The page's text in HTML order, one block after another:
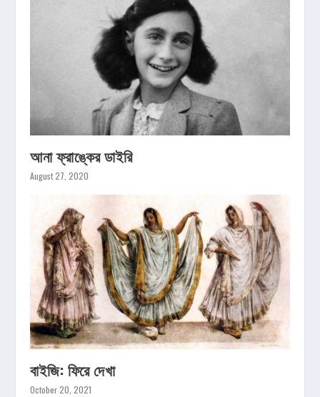
আনা ফ্রাঙ্কের ডাইরি
August 27, 2020
বাইজি: ফিরে দেখা
October 20, 2021